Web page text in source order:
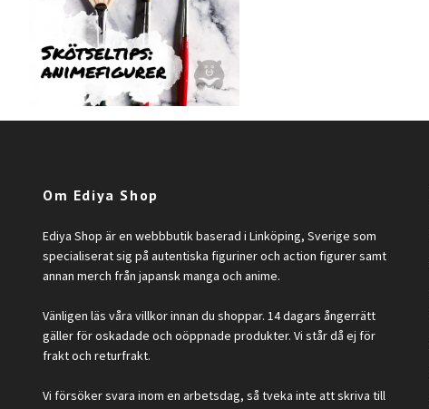
Om Ediya Shop
Ediya Shop är en webbbutik baserad i Linköping, Sverige som
specialiserat sig på autentiska figuriner och action figurer samt
annan merch från japansk manga och anime.
Vänligen läs våra villkor innan du shoppar. 14 dagars ångerrätt
gäller för oskadade och oöppnade produkter. Vi står då ej för
frakt och returfrakt.
Vi försöker svara inom en arbetsdag, så tveka inte att skriva till